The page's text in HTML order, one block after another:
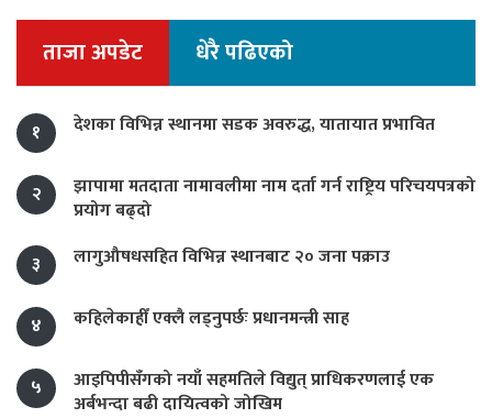
ताजा अपडेट धेरै पढिएको
१ देशका विभिन्न स्थानमा सडक अवरुद्ध, यातायात प्रभावित
२
झापामा मतदाता नामावलीमा नाम दर्ता गर्न राष्ट्रिय परिचयपत्रको
प्रयोग बढ्दो
३
लागुऔषधसहित विभिन्न स्थानबाट २० जना पक्राउ
४ कहिलेकाहीँ एक्लै लड्नुपर्छः प्रधानमन्त्री साह
५
आइपिपीसँगको नयाँ सहमतिले विद्युत् प्राधिकरणलाई एक
अर्बभन्दा बढी दायित्वको जोखिम